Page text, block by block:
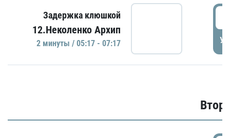
Задержка клюшкой
12.Неколенко Архип
2 минуты / 05:17 - 07:17